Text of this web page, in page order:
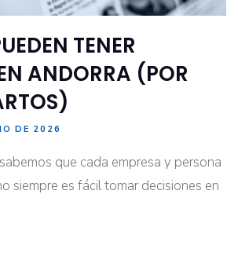
TENER
ANDORRA (POR
DE 2026
que cada empresa y persona
siempre es fácil tomar decisiones en